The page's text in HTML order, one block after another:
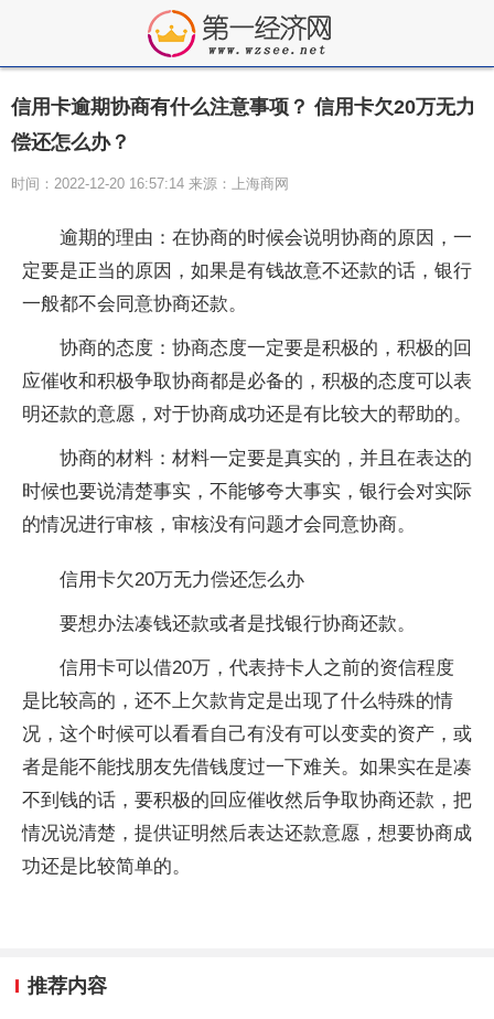
信用卡逾期协商有什么注意事项？ 信用卡欠20万无力
偿还怎么办？
时间：2022-12-20 16:57:14 来源：上海商网
逾期的理由：在协商的时候会说明协商的原因，一
定要是正当的原因，如果是有钱故意不还款的话，银行
一般都不会同意协商还款。
协商的态度：协商态度一定要是积极的，积极的回
应催收和积极争取协商都是必备的，积极的态度可以表
明还款的意愿，对于协商成功还是有比较大的帮助的。
协商的材料：材料一定要是真实的，并且在表达的
时候也要说清楚事实，不能够夸大事实，银行会对实际
的情况进行审核，审核没有问题才会同意协商。
信用卡欠20万无力偿还怎么办
要想办法凑钱还款或者是找银行协商还款。
信用卡可以借20万，代表持卡人之前的资信程度
是比较高的，还不上欠款肯定是出现了什么特殊的情
况，这个时候可以看看自己有没有可以变卖的资产，或
者是能不能找朋友先借钱度过一下难关。如果实在是凑
不到钱的话，要积极的回应催收然后争取协商还款，把
情况说清楚，提供证明然后表达还款意愿，想要协商成
功还是比较简单的。
推荐内容